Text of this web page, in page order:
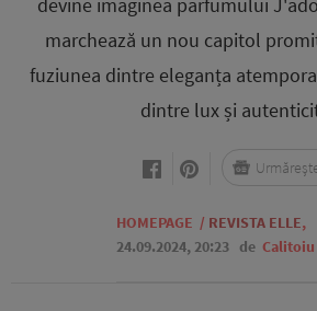
marchează un nou capitol
fuziunea dintre eleganța
dintre lux și
HOMEPAGE / REVISTA ELLE,
24.09.2024, 20:23 de